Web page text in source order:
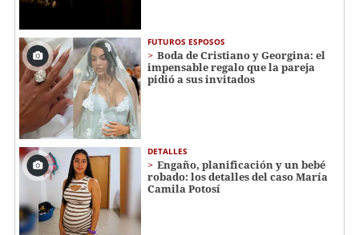
FUTUROS ESPOSOS
Boda de Cristiano y Georgina: el
impensable regalo que la pareja
pidió a sus invitados
DETALLES
Engaño, planificación y un bebé
robado: los detalles del caso María
Camila Potosí